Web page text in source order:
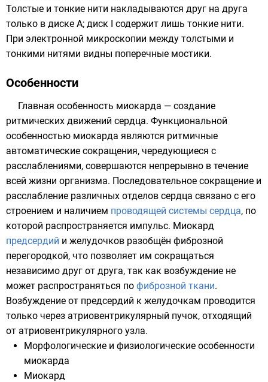
Толстые и тонкие нити накладываются друг на друга
только в диске A; диск I содержит лишь тонкие нити.
При электронной микроскопии между толстыми и
тонкими нитями видны поперечные мостики.
Особенности
Главная особенность миокарда — создание
ритмических движений сердца. Функциональной
особенностью миокарда являются ритмичные
автоматические сокращения, чередующиеся с
расслаблениями, совершаются непрерывно в течение
всей жизни организма. Последовательное сокращение и
расслабление различных отделов сердца связано с его
строением и наличием проводящей системы сердца, по
которой распространяется импульс. Миокард
предсердий и желудочков разобщён фиброзной
перегородкой, что позволяет им сокращаться
независимо друг от друга, так как возбуждение не
может распространяться по фиброзной ткани.
Возбуждение от предсердий к желудочкам проводится
только через атриовентрикулярный пучок, отходящий
от атриовентрикулярного узла.
Морфологические и физиологические особенности
миокарда
Миокард